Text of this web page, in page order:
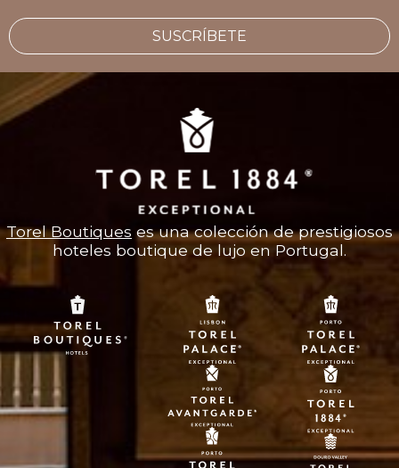
SUSCRÍBETE
Torel Boutiques es una colección de prestigiosos
hoteles boutique de lujo en Portugal.